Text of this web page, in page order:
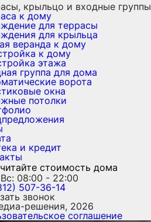
крыльцо и входные группы
к дому
для террасы
для крыльца
веранда к дому
к дому
этажа
группа для дома
ворота
окна
потолки
и кредит
стоимость дома
08:00 - 22:00
507-36-14
звонок
решения, 2026
соглашение